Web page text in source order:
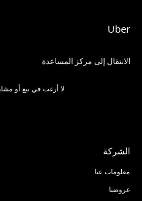
Uber
الانتقال إلى مركز المساعدة
لا أرغب في بيع أو
الشركة
معلومات عنا
عروضنا